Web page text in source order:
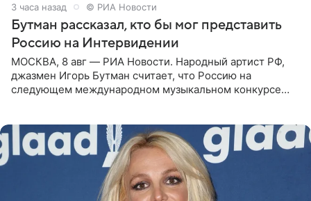
3 часа назад © РИА Новости
Бутман рассказал, кто бы мог представить
Россию на Интервидении
МОСКВА, 8 авг — РИА Новости. Народный артист РФ,
джазмен Игорь Бутман считает, что Россию на
следующем международном музыкальном конкурсе